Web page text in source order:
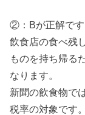
②：Bが正解です
飲食店の食べ残
ものを持ち帰る
なります。
新聞の飲食物で
税率の対象です。